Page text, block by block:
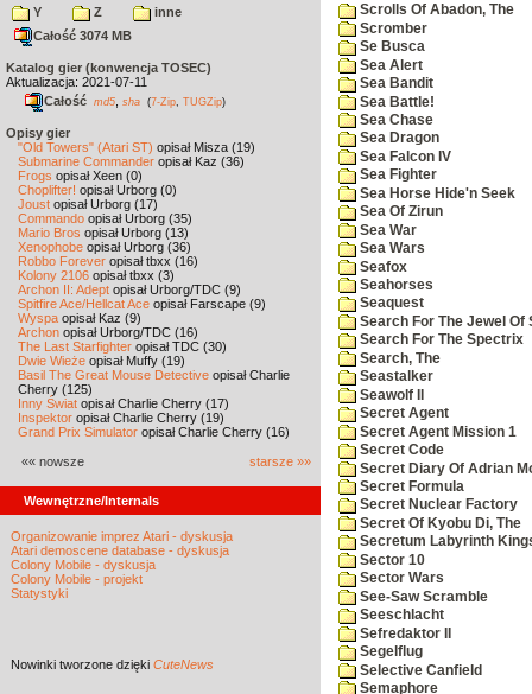
Y
Z
inne
Całość 3074 MB
Katalog gier (konwencja TOSEC)
Aktualizacja: 2021-07-11
Całość md5 sha (7-Zip TUGZip)
Opisy gier
"Old Towers" (Atari ST) opisał Misza (19)
Submarine Commander opisał Kaz (36)
Frogs opisał Xeen (0)
Choplifter! opisał Urborg (0)
Joust opisał Urborg (17)
Commando opisał Urborg (35)
Mario Bros opisał Urborg (13)
Xenophobe opisał Urborg (36)
Robbo Forever opisał tbxx (16)
Kolony 2106 opisał tbxx (3)
Archon II: Adept opisał Urborg/TDC (9)
Spitfire Ace/Hellcat Ace opisał Farscape (9)
Wyspa opisał Kaz (9)
Archon opisał Urborg/TDC (16)
The Last Starfighter opisał TDC (30)
Dwie Wieże opisał Muffy (19)
Basil The Great Mouse Detective opisał Charlie
Cherry (125)
Inny Świat opisał Charlie Cherry (17)
Inspektor opisał Charlie Cherry (19)
Grand Prix Simulator opisał Charlie Cherry (16)
«« nowsze starsze »»
Wewnętrzne/Internals
Organizowanie imprez Atari - dyskusja
Atari demoscene database - dyskusja
Colony Mobile - dyskusja
Colony Mobile - projekt
Statystyki
Nowinki tworzone dzięki CuteNews
Scrolls Of Abadon, The
Scromber
Se Busca
Sea Alert
Sea Bandit
Sea Battle!
Sea Chase
Sea Dragon
Sea Falcon IV
Sea Fighter
Sea Horse Hide'n Seek
Sea Of Zirun
Sea War
Sea Wars
Seafox
Seahorses
Seaquest
Search For The Jewel Of
Search For The Spectrix
Search, The
Seastalker
Seawolf II
Secret Agent
Secret Agent Mission 1
Secret Code
Secret Diary Of Adrian
Secret Formula
Secret Nuclear Factory
Secret Of Kyobu Di, The
Secretum Labyrinth
Sector 10
Sector Wars
See-Saw Scramble
Seeschlacht
Sefredaktor II
Segelflug
Selective Canfield
Semaphore